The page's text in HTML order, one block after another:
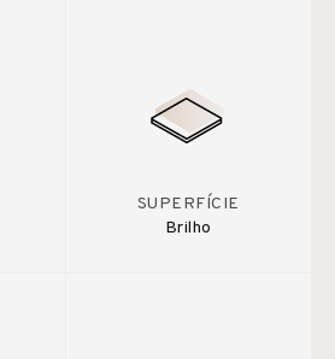
SUPERFÍCIE
Brilho